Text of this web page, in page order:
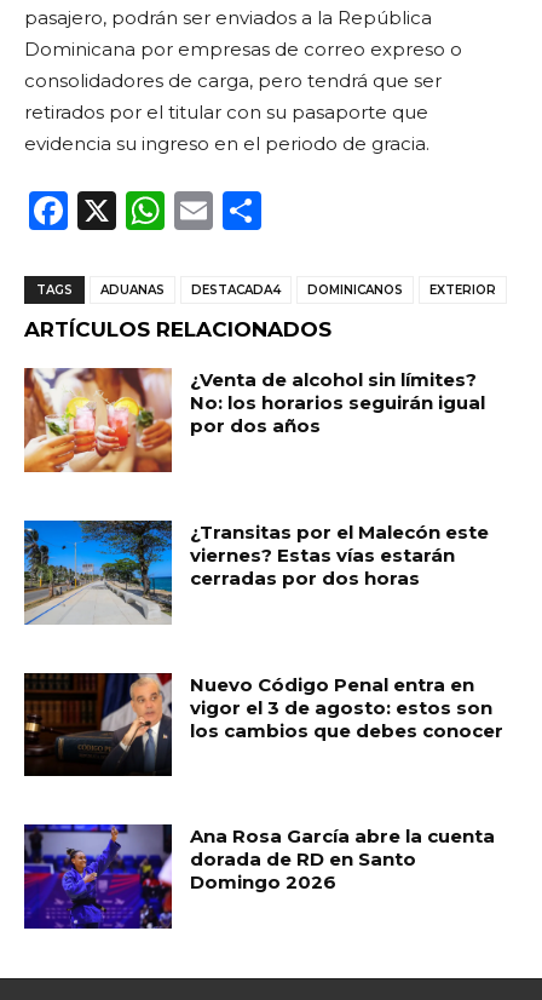
pasajero, podrán ser enviados a la República
Dominicana por empresas de correo expreso o
consolidadores de carga, pero tendrá que ser
retirados por el titular con su pasaporte que
evidencia su ingreso en el periodo de gracia.
F
c
e
b
o
o
k
X
W
ts
A
p
p
E
ai
l
m
p
ar
ti
r
TAGS ADUANAS DESTACADA4 DOMINICANOS EXTERIOR
ARTÍCULOS RELACIONADOS
¿Venta de alcohol sin límites?
No: los horarios seguirán igual
por dos años
¿Transitas por el Malecón este
viernes? Estas vías estarán
cerradas por dos horas
Nuevo Código Penal entra en
vigor el 3 de agosto: estos son
los cambios que debes conocer
Ana Rosa García abre la cuenta
dorada de RD en Santo
Domingo 2026